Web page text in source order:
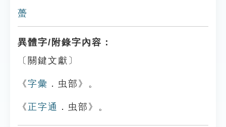
蠆
異體字/附錄字內容：
〔關鍵文獻〕
《字彙 ．虫部》。
《 正字通 ．虫部》。